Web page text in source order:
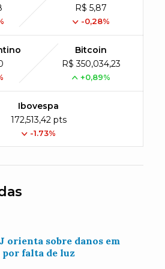
R$ 5,87
-0,28%
Bitcoin
R$ 350,034,23
+0,89%
Ibovespa
172,513,42 pts
-1.73%
orienta sobre danos em
por falta de luz